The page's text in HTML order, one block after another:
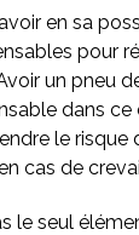
en sa
pour
un pneu
dans ce
le risque
cas de
le seul